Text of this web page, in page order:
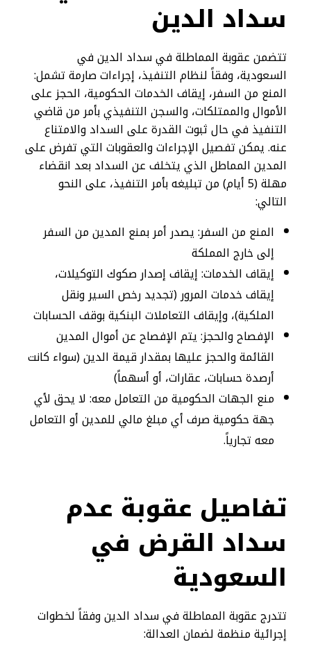
سداد الدين​
تتضمن عقوبة المماطلة في سداد الدين في
السعودية، وفقاً لنظام التنفيذ، إجراءات صارمة تشمل:
المنع من السفر، إيقاف الخدمات الحكومية، الحجز على
الأموال والممتلكات، والسجن التنفيذي بأمر من قاضي
التنفيذ في حال ثبوت القدرة على السداد والامتناع
عنه. يمكن تفصيل الإجراءات والعقوبات التي تفرض على
المدين المماطل الذي يتخلف عن السداد بعد انقضاء
مهلة (5 أيام) من تبليغه بأمر التنفيذ، على النحو
التالي:
المنع من السفر: يصدر أمر بمنع المدين من السفر
إلى خارج المملكة
إيقاف الخدمات: إيقاف إصدار صكوك التوكيلات،
إيقاف خدمات المرور (تجديد رخص السير ونقل
الملكية)، وإيقاف التعاملات البنكية بوقف الحسابات
الإفصاح والحجز: يتم الإفصاح عن أموال المدين
القائمة والحجز عليها بمقدار قيمة الدين (سواء كانت
أرصدة حسابات، عقارات، أو أسهماً)
منع الجهات الحكومية من التعامل معه: لا يحق لأي
جهة حكومية صرف أي مبلغ مالي للمدين أو التعامل
معه تجارياً.
تفاصيل عقوبة عدم
سداد القرض في
السعودية
​تتدرج عقوبة المماطلة في سداد الدين وفقاً لخطوات
إجرائية منظمة لضمان العدالة: